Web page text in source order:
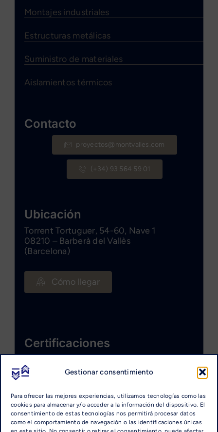
Gestionar consentimiento
Para ofrecer las mejores experiencias, utilizamos tecnologías como las
cookies para almacenar y/o acceder a la información del dispositivo. El
consentimiento de estas tecnologías nos permitirá procesar datos
como el comportamiento de navegación o las identificaciones únicas
Montajes industriales
Estructuras metálicas
Suministro de materiales
Aislamientos térmicos
Contacto
proyectos@montvalles.com
(+34) 93 564 59 01
Ubicación
Torrent Tortuguer, 54-60, Nave 1
08210 – Barberà del Vallès
(Barcelona)
Cómo llegar
Certificaciones